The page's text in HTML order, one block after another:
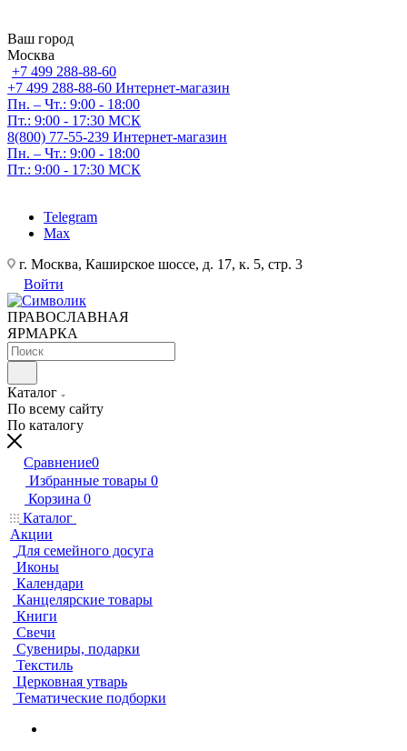
Ваш город
Москва
+7 499 288-88-60
+7 499 288-88-60 Интернет-магазин
Пн. – Чт.: 9:00 - 18:00
Пт.: 9:00 - 17:30 МСК
8(800) 77-55-239 Интернет-магазин
Пн. – Чт.: 9:00 - 18:00
Пт.: 9:00 - 17:30 МСК
Telegram
Max
г. Москва, Каширское шоссе, д. 17, к. 5, стр. 3
Войти
ПРАВОСЛАВНАЯ
ЯРМАРКА
Каталог
По всему сайту
По каталогу
Сравнение0
Избранные товары 0
Корзина 0
Каталог
Акции
Для семейного досуга
Иконы
Календари
Канцелярские товары
Книги
Свечи
Сувениры, подарки
Текстиль
Церковная утварь
Тематические подборки